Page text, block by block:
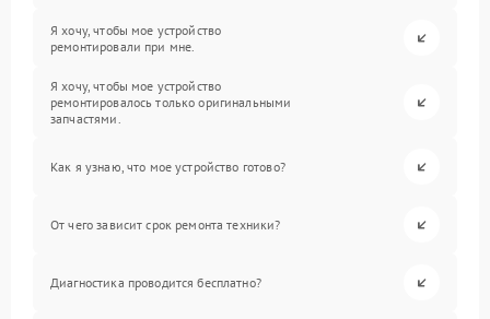
Я хочу, чтобы мое устройство
ремонтировали при мне.
Я хочу, чтобы мое устройство
ремонтировалось только оригинальными
запчастями.
Как я узнаю, что мое устройство готово?
От чего зависит срок ремонта техники?
Диагностика проводится бесплатно?